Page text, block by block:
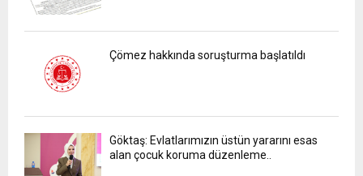
Çömez hakkında soruşturma başlatıldı
Göktaş: Evlatlarımızın üstün yararını esas
alan çocuk koruma düzenleme..